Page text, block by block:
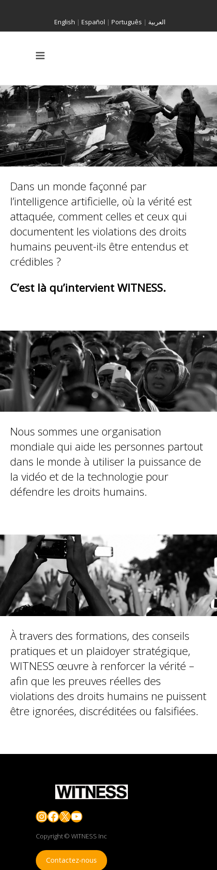
English | Español | Português | العربية
Dans un monde façonné par
l’intelligence artificielle, où la vérité est
attaquée, comment celles et ceux qui
documentent les violations des droits
humains peuvent-ils être entendus et
crédibles ?
C’est là qu’intervient WITNESS.
Nous sommes une organisation
mondiale qui aide les personnes partout
dans le monde à utiliser la puissance de
la vidéo et de la technologie pour
défendre les droits humains.
À travers des formations, des conseils
pratiques et un plaidoyer stratégique,
WITNESS œuvre à renforcer la vérité –
afin que les preuves réelles des
violations des droits humains ne puissent
être ignorées, discréditées ou falsifiées.
Instagram
Facebook
X YouTube
Copyright © WITNESS Inc
Contactez-nous